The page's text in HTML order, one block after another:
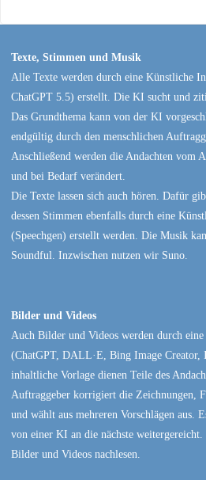
Texte, Stimmen und Musik
Alle Texte werden durch eine Künstliche
ChatGPT 5.5) erstellt. Die KI sucht und
Das Grundthema kann von der KI
endgültig durch den menschlichen
Anschließend werden die Andachten vom
und bei Bedarf verändert.
Die Texte lassen sich auch hören. Dafür
dessen Stimmen ebenfalls durch eine
(Speechgen) erstellt werden. Die Musik
Soundful. Inzwischen nutzen wir Suno.
Bilder und Videos
Auch Bilder und Videos werden durch
(ChatGPT, DALL·E, Bing Image Creator,
inhaltliche Vorlage dienen Teile des
Auftraggeber korrigiert die Zeichnungen,
und wählt aus mehreren Vorschlägen aus.
von einer KI an die nächste
Bilder und Videos nachlesen.